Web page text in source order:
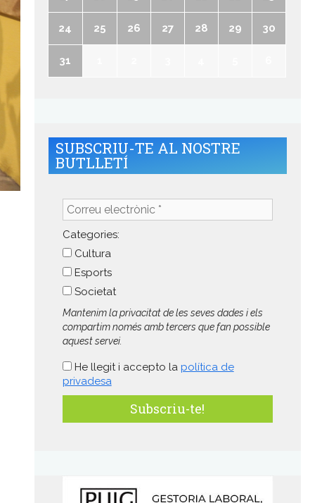
24 25 26 27 28 29 30
31
SUBSCRIU-TE AL NOSTRE
BUTLLETÍ
Correu
electrònic
*Categories:
Cultura
Esports
Societat
Mantenim la privacitat de les seves dades i els
compartim només amb tercers que fan possible
aquest servei.
He llegit i accepto la política de
privadesa